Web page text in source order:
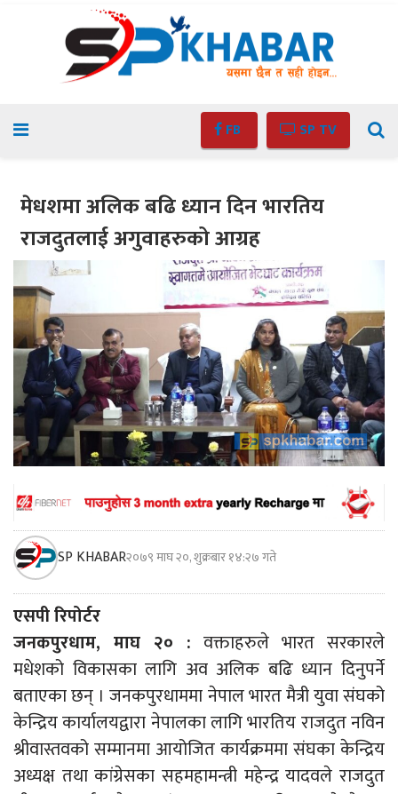
FB SP TV
मेधशमा अलिक बढि ध्यान दिन भारतिय
राजदुतलाई अगुवाहरुको आग्रह
SP KHABAR२०७९ माघ २०, शुक्रबार १४:२७ गते
एसपी रिपोर्टर
जनकपुरधाम, माघ २० :वक्ताहरुले भारत सरकारले
मधेशको विकासका लागि अव अलिक बढि ध्यान दिनुपर्ने
बताएका छन् । जनकपुरधाममा नेपाल भारत मैत्री युवा संघको
केन्द्रिय कार्यालयद्वारा नेपालका लागि भारतिय राजदुत नविन
श्रीवास्तवको सम्मानमा आयोजित कार्यक्रममा संघका केन्द्रिय
अध्यक्ष तथा कांग्रेसका सहमहामन्त्री महेन्द्र यादवले राजदुत